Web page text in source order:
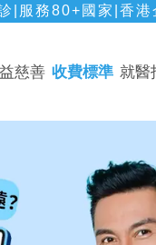
|服務80+國家|香港
慈善 收費標準 就醫